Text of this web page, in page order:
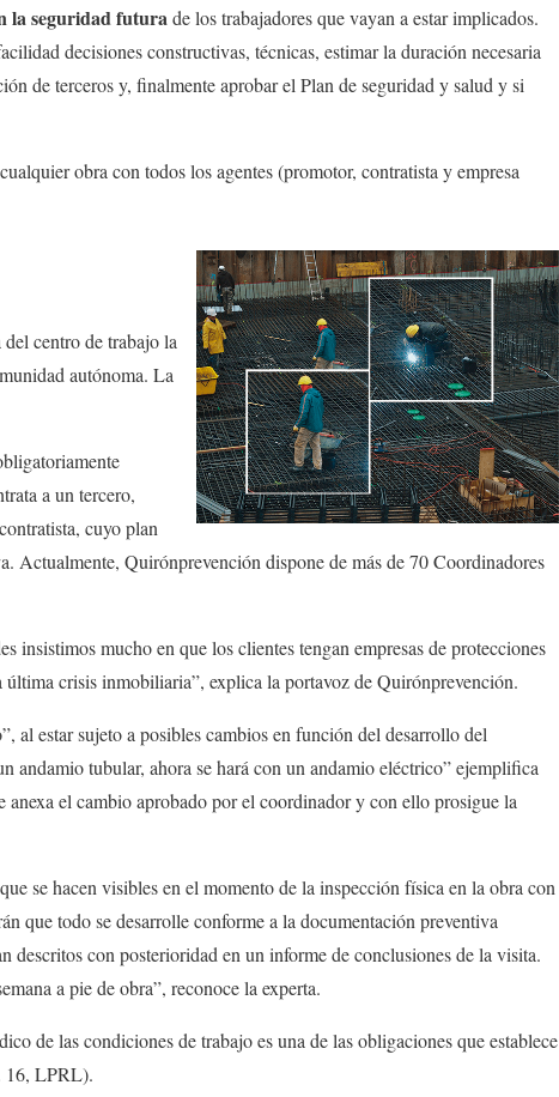
la seguridad futurade los trabajadores que vayan a estar implicados.
decisiones constructivas, técnicas, estimar la duración necesaria
de terceros y, finalmente aprobar el Plan de seguridad y salud y si
obra con todos los agentes (promotor, contratista y empresa
centro de trabajo la
autónoma. La
a un tercero,
cuyo plan
Actualmente, Quirónprevención dispone de más de 70 Coordinadores
insistimos mucho en que los clientes tengan empresas de protecciones
crisis inmobiliaria”, explica la portavoz de Quirónprevención.
al estar sujeto a posibles cambios en función del desarrollo del
andamio tubular, ahora se hará con un andamio eléctrico” ejemplifica
el cambio aprobado por el coordinador y con ello prosigue la
se hacen visibles en el momento de la inspección física en la obra con
que todo se desarrolle conforme a la documentación preventiva
descritos con posterioridad en un informe de conclusiones de la visita.
a pie de obra”, reconoce la experta.
de las condiciones de trabajo es una de las obligaciones que establece
16, LPRL).